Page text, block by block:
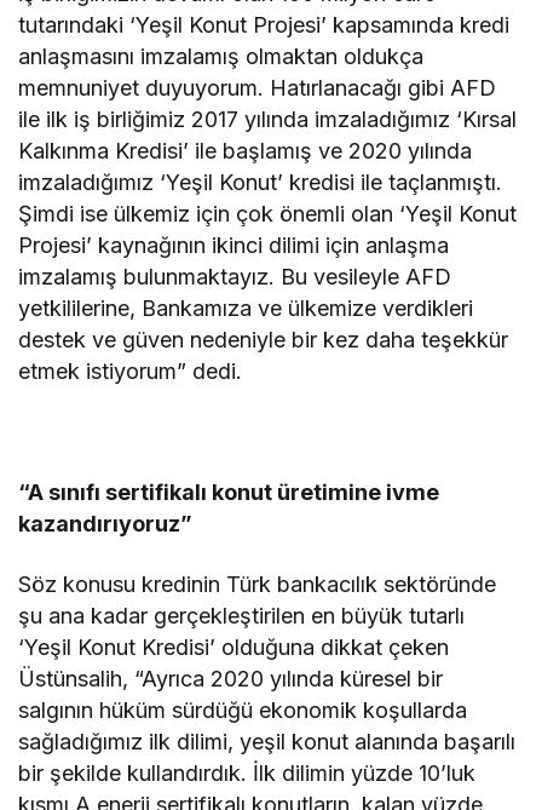
tutarındaki ‘Yeşil Konut Projesi’ kapsamında kredi
anlaşmasını imzalamış olmaktan oldukça
memnuniyet duyuyorum. Hatırlanacağı gibi AFD
ile ilk iş birliğimiz 2017 yılında imzaladığımız ‘Kırsal
Kalkınma Kredisi’ ile başlamış ve 2020 yılında
imzaladığımız ‘Yeşil Konut’ kredisi ile taçlanmıştı.
Şimdi ise ülkemiz için çok önemli olan ‘Yeşil Konut
Projesi’ kaynağının ikinci dilimi için anlaşma
imzalamış bulunmaktayız. Bu vesileyle AFD
yetkililerine, Bankamıza ve ülkemize verdikleri
destek ve güven nedeniyle bir kez daha teşekkür
etmek istiyorum” dedi.
“A sınıfı sertifikalı konut üretimine ivme
kazandırıyoruz”
Söz konusu kredinin Türk bankacılık sektöründe
şu ana kadar gerçekleştirilen en büyük tutarlı
‘Yeşil Konut Kredisi’ olduğuna dikkat çeken
Üstünsalih, “Ayrıca 2020 yılında küresel bir
salgının hüküm sürdüğü ekonomik koşullarda
sağladığımız ilk dilimi, yeşil konut alanında başarılı
bir şekilde kullandırdık. İlk dilimin yüzde 10’luk
kısmı A enerji sertifikalı konutların, kalan yüzde